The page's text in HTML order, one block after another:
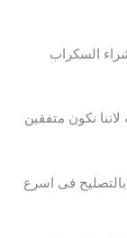
السكراب
نكون متفقين
فى اسرع